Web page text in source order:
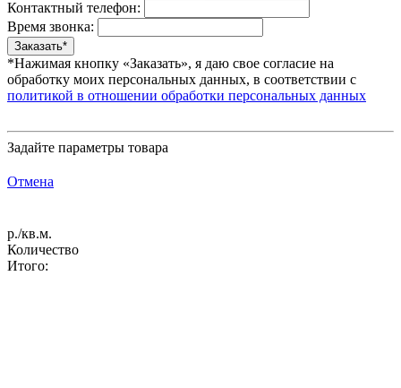
Контактный телефон:
Время звонка:
*Нажимая кнопку «Заказать», я даю свое согласие на
обработку моих персональных данных, в соответствии с
политикой в отношении обработки персональных данных
Задайте параметры товара
Отмена
р./кв.м.
Количество
Итого: